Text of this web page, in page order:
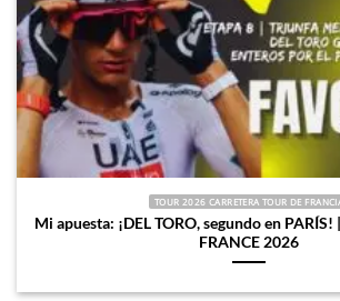
TOUR 2026 CARRETERA TOUR DE
Mi apuesta: ¡DEL TORO, segundo en PARÍS!
FRANCE 2026